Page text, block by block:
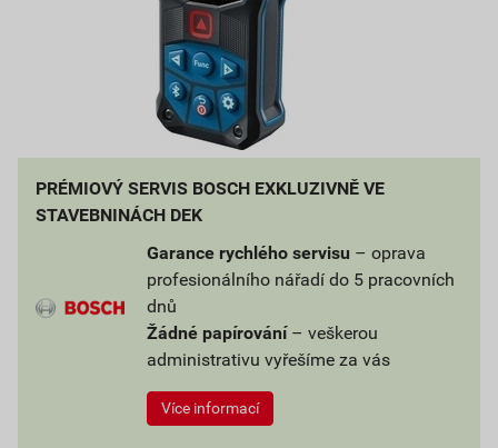
PRÉMIOVÝ SERVIS BOSCH EXKLUZIVNĚ VE
STAVEBNINÁCH DEK
Garance rychlého servisu – oprava
profesionálního nářadí do 5 pracovních
dnů
Žádné papírování– veškerou
administrativu vyřešíme za vás
Více informací